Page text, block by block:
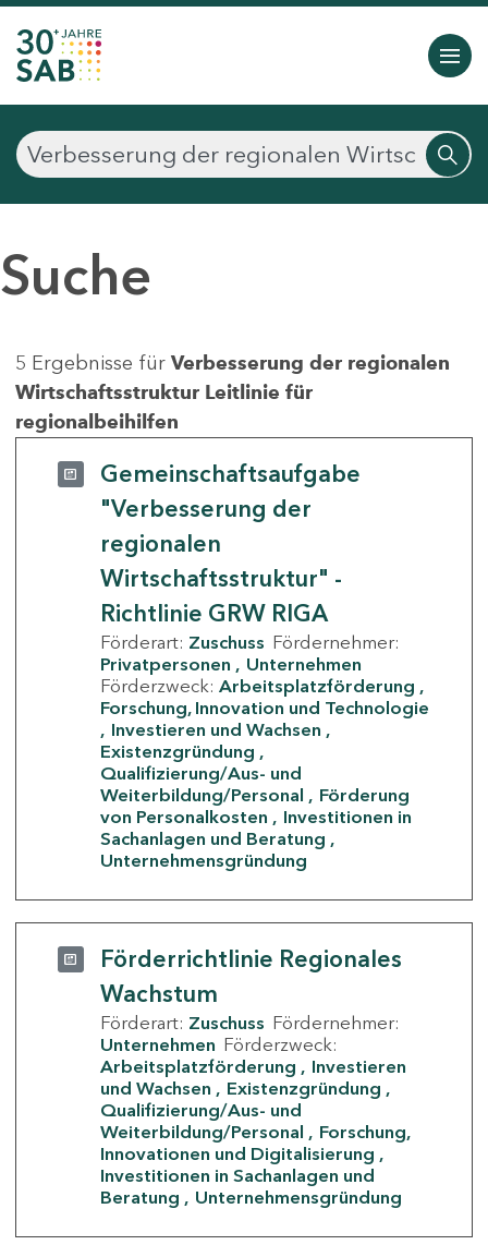
Suche
5 Ergebnisse für Verbesserung der regionalen
Wirtschaftsstruktur Leitlinie für
regionalbeihilfen
Gemeinschaftsaufgabe
"Verbesserung der
regionalen
Wirtschaftsstruktur" -
Richtlinie GRW RIGA
Förderart: Zuschuss Fördernehmer:
Privatpersonen
Unternehmen
Förderzweck: Arbeitsplatzförderung
Forschung, Innovation und Technologie
Investieren und Wachsen
Existenzgründung
Qualifizierung/Aus- und
Weiterbildung/Personal
Förderung
von Personalkosten
Investitionen in
Sachanlagen und Beratung
Unternehmensgründung
Förderrichtlinie Regionales
Wachstum
Förderart: Zuschuss Fördernehmer:
Unternehmen Förderzweck:
Arbeitsplatzförderung
Investieren
und Wachsen
Existenzgründung
Qualifizierung/Aus- und
Weiterbildung/Personal
Forschung,
Innovationen und Digitalisierung
Investitionen in Sachanlagen und
Beratung
Unternehmensgründung